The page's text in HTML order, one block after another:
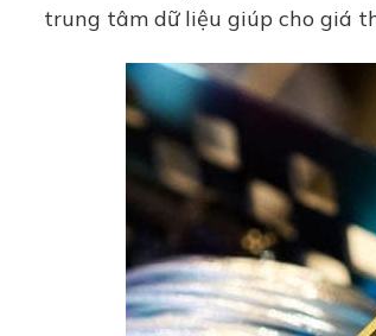
trung tâm dữ liệu giúp cho giá